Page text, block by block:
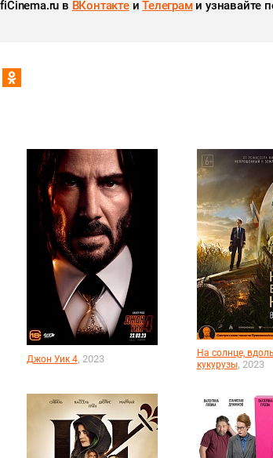
в ВКонтактеиТелеграми узнавайте
Джон Уик 4, 2023
На солнце,
кукурузы, 2023